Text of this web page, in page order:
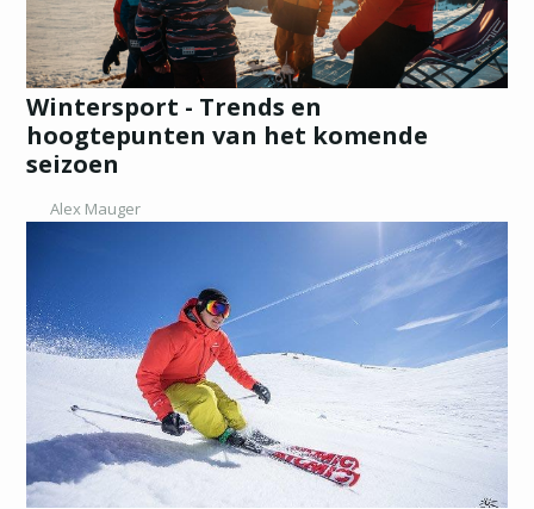
Wintersport - Trends en
hoogtepunten van het komende
seizoen
Alex Mauger